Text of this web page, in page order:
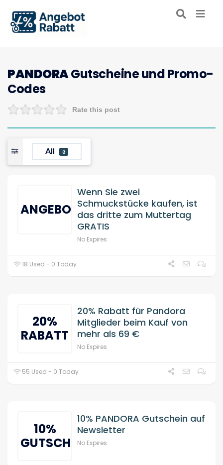
PANDORAGutscheine und Promo-
Codes
Rate this post
All 8
ANGEBOT
Wenn Sie zwei
Schmuckstücke kaufen, ist
das dritte zum Muttertag
GRATIS
No Expires
18 Used - 0 Today
20%
RABATT
20% Rabatt für Pandora
Mitglieder beim Kauf von
mehr als 69 €
No Expires
55 Used - 0 Today
10%
GUTSCHEIN
10% PANDORA Gutschein auf
Newsletter
No Expires